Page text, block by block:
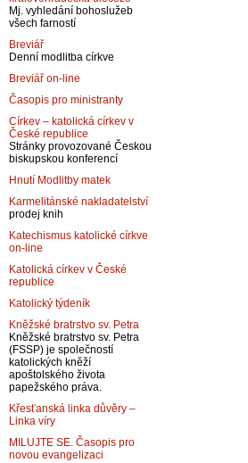
Mj. vyhledání bohoslužeb
všech farností
Breviář
Denní modlitba církve
Breviář on-line
Časopis pro ministranty
Církev – katolická církev v
České republice
Stránky provozované Českou
biskupskou konferencí
Hnutí Modlitby matek
Karmelitánské nakladatelství
prodej knih
Katechismus katolické církve
on-line
Katolická církev v České
republice
Katolický týdeník
Kněžské bratrstvo sv. Petra
Kněžské bratrstvo sv. Petra
(FSSP) je společností
katolických kněží
apoštolského života
papežského práva.
Křesťanská linka důvěry –
Linka víry
MILUJTE SE. Časopis pro
novou evangelizaci